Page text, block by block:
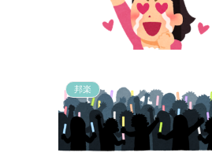
邦楽